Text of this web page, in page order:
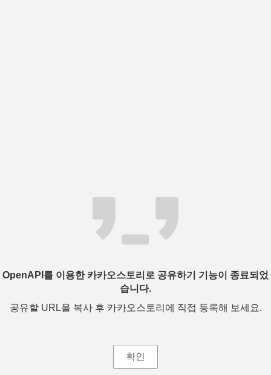
OpenAPI를 이용한 카카오스토리로 공유하기 기능이 종료되었
습니다.
공유할 URL을 복사 후 카카오스토리에 직접 등록해 보세요.
확인